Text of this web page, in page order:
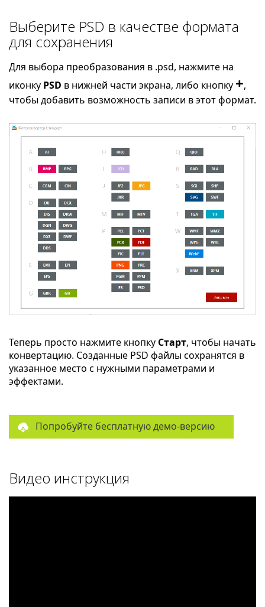
Выберите PSD в качестве формата
для сохранения
Для выбора преобразования в .psd, нажмите на
иконку PSD в нижней части экрана, либо кнопку +,
чтобы добавить возможность записи в этот формат.
Теперь просто нажмите кнопку Старт, чтобы начать
конвертацию. Созданные PSD файлы сохранятся в
указанное место с нужными параметрами и
эффектами.
Попробуйте бесплатную демо-версию
Видео инструкция